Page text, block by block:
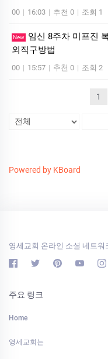
00 | 16:03 | 추천 0 | 조회 1
New
임신 8주차 미프진
외직구방법
00 | 15:57 | 추천 0 | 조회 2
1
Powered by KBoard
영세교회 온라인 소셜 네트워
주요 링크
Home
영세교회는